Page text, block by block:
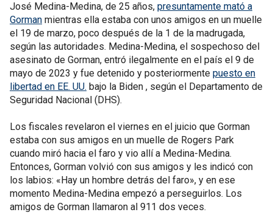
José Medina-Medina, de 25 años, presuntamente mató a
Gorman mientras ella estaba con unos amigos en un muelle
el 19 de marzo, poco después de la 1 de la madrugada,
según las autoridades. Medina-Medina, el sospechoso del
asesinato de Gorman, entró ilegalmente en el país el 9 de
mayo de 2023 y fue detenido y posteriormente puesto en
libertad en EE. UU. bajo la Biden , según el Departamento de
Seguridad Nacional (DHS).
Los fiscales revelaron el viernes en el juicio que Gorman
estaba con sus amigos en un muelle de Rogers Park
cuando miró hacia el faro y vio allí a Medina-Medina.
Entonces, Gorman volvió con sus amigos y les indicó con
los labios: «Hay un hombre detrás del faro», y en ese
momento Medina-Medina empezó a perseguirlos. Los
amigos de Gorman llamaron al 911 dos veces.